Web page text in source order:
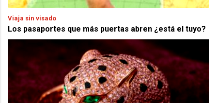
Viaja sin visado
Los pasaportes que más puertas abren ¿está el tuyo?